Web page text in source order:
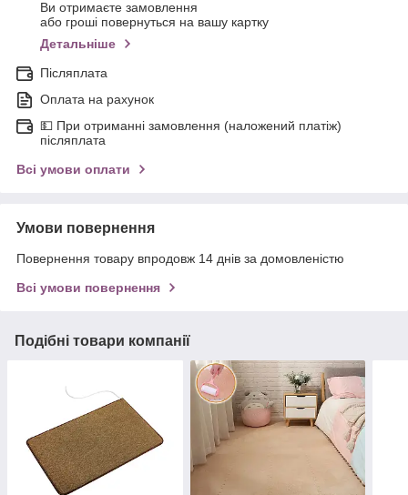
Ви отримаєте замовлення
або гроші повернуться на вашу картку
Детальніше
Післяплата
Оплата на рахунок
💵 При отриманні замовлення (наложений платіж)
післяплата
Всі умови оплати
Умови повернення
Повернення товару впродовж 14 днів за домовленістю
Всі умови повернення
Подібні товари компанії